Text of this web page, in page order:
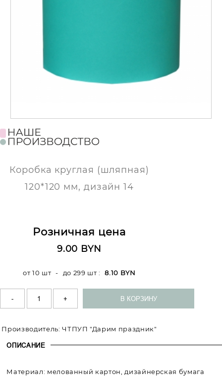
Коробка круглая (шляпная)
120*120 мм, дизайн 14
Розничная цена
9.00 BYN
от 10 шт - до 299 шт: 8.10 BYN
Производитель:ЧТПУП "Дарим праздник"
ОПИСАНИЕ
Материал: мелованный картон, дизайнерская бумага